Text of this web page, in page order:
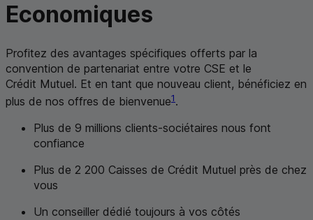
Economiques
Profitez des avantages spécifiques offerts par la
convention de partenariat entre votre CSE et le
Crédit Mutuel. Et en tant que nouveau client, bénéficiez en
plus de nos offres de bienvenue1.
Plus de 9 millions clients-sociétaires nous font
confiance
Plus de 2 200 Caisses de Crédit Mutuel près de chez
vous
Un conseiller dédié toujours à vos côtés